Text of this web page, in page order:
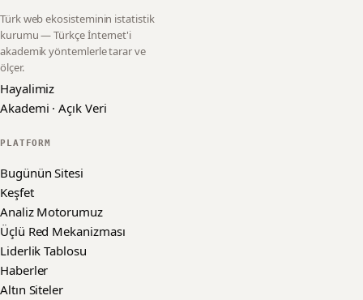
Türk web ekosisteminin istatistik
kurumu — Türkçe İnternet'i
akademik yöntemlerle tarar ve
ölçer.
Hayalimiz
Akademi · Açık Veri
PLATFORM
Bugünün Sitesi
Keşfet
Analiz Motorumuz
Üçlü Red Mekanizması
Liderlik Tablosu
Haberler
Altın Siteler